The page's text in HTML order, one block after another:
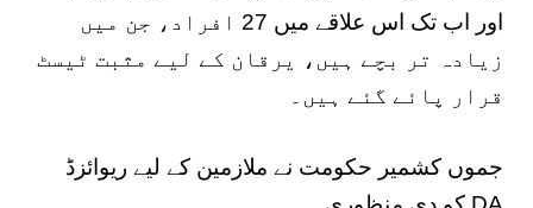
اور اب تک اس علاقے میں 27 افراد، جن میں
زیادہ تر بچے ہیں، یرقان کے لیے مثبت ٹیسٹ
قرار پائے گئے ہیں۔
جموں کشمیر حکومت نے ملازمین کے لیے ریوائزڈ